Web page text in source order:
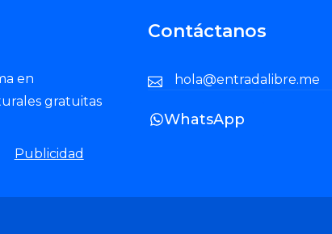
en
gratuitas
Publicidad
Contáctanos
hola@entradalibre.me
WhatsApp